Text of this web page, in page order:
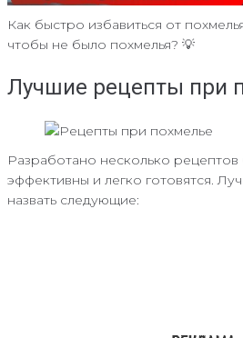
Как быстро избавиться от
чтобы не было похмелья? 💡
Лучшие рецепты при
Разработано несколько
эффективны и легко готовятся.
назвать следующие: